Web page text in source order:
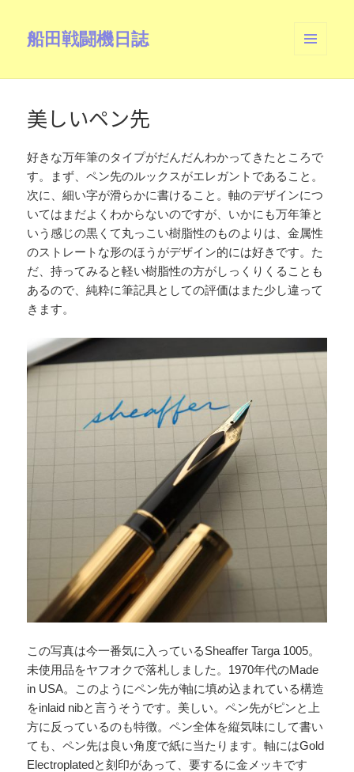
船田戦闘機日誌
ーとウ
美しいペン先
好きな万年筆のタイプがだんだんわかってきたところで
す。まず、ペン先のルックスがエレガントであること。
次に、細い字が滑らかに書けること。軸のデザインにつ
いてはまだよくわからないのですが、いかにも万年筆と
いう感じの黒くて丸っこい樹脂性のものよりは、金属性
のストレートな形のほうがデザイン的には好きです。た
だ、持ってみると軽い樹脂性の方がしっくりくることも
あるので、純粋に筆記具としての評価はまた少し違って
きます。
この写真は今一番気に入っているSheaffer Targa 1005。
未使用品をヤフオクで落札しました。1970年代のMade
in USA。このようにペン先が軸に填め込まれている構造
をinlaid nibと言うそうです。美しい。ペン先がピンと上
方に反っているのも特徴。ペン全体を縦気味にして書い
ても、ペン先は良い角度で紙に当たります。軸にはGold
Electroplatedと刻印があって、要するに金メッキです